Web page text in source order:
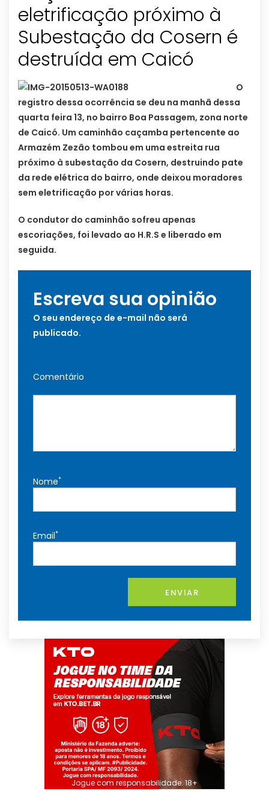
eletrificação próximo à
Subestação da Cosern é
destruída em Caicó
O
registro dessa ocorrência se deu na manhã dessa
quarta feira 13, no bairro Boa Passagem, zona norte
de Caicó. Um caminhão caçamba pertencente ao
Armazém Zezão tombou em uma estreita rua
próximo à subestação da Cosern, destruindo pate
da rede elétrica do bairro, onde deixou moradores
sem eletrificação por várias horas.
O condutor do caminhão sofreu apenas
escoriações, foi levado ao H.R.S e liberado em
seguida.
Escreva sua opinião
O seu endereço de e-mail não será
publicado.
Comentário
Nome*
Email*
ENVIAR
Jogue com responsabilidade. 18+